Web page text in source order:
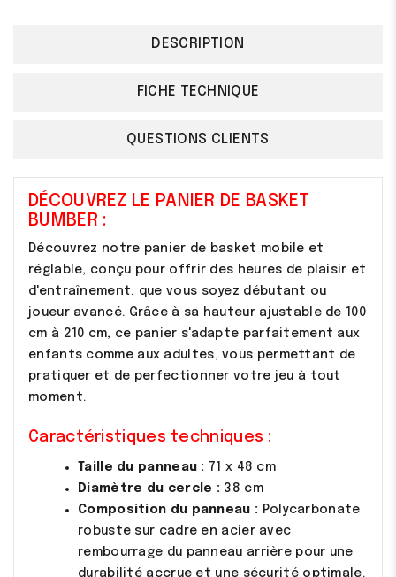
DESCRIPTION
FICHE TECHNIQUE
QUESTIONS CLIENTS
DÉCOUVREZ LE PANIER DE BASKET
BUMBER :
Découvrez notre panier de basket mobile et
réglable, conçu pour offrir des heures de plaisir et
d'entraînement, que vous soyez débutant ou
joueur avancé. Grâce à sa hauteur ajustable de 100
cm à 210 cm, ce panier s'adapte parfaitement aux
enfants comme aux adultes, vous permettant de
pratiquer et de perfectionner votre jeu à tout
moment.
Caractéristiques techniques :
Taille du panneau :
71 x 48 cm
Diamètre du cercle : 38 cm
Composition du panneau : Polycarbonate
robuste sur cadre en acier avec
rembourrage du panneau arrière pour une
durabilité accrue et une sécurité optimale.